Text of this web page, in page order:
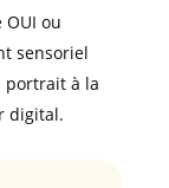
ou
sensoriel
portrait à la
digital.